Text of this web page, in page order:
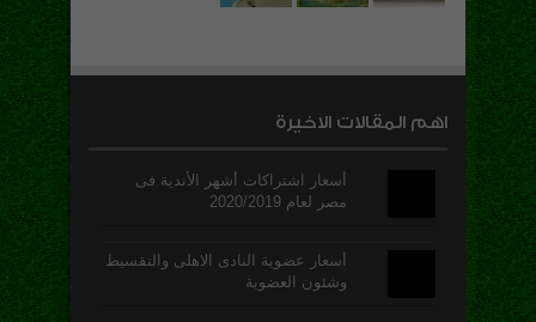
اهم المقالات الاخيرة
أسعار اشتراكات أشهر الأندية فى
مصر لعام 2020/2019
أسعار عضوية النادى الاهلى والتقسيط
وشئون العضوية